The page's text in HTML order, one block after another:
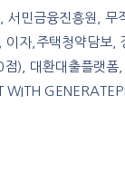
민금융진흥원, 무
이자,주택청약담보,
), 대환대출플랫폼,
WITH